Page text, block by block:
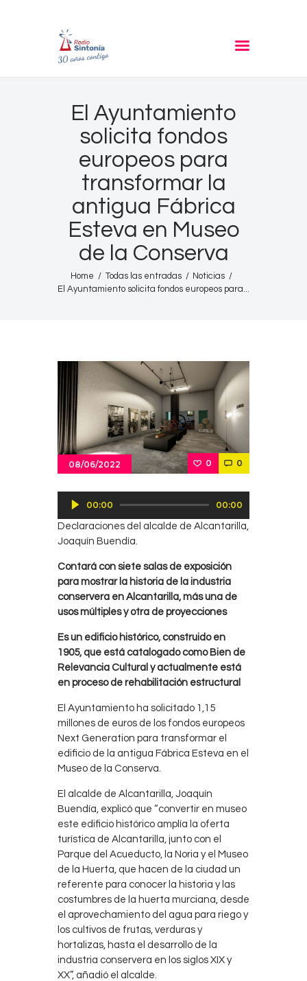
El Ayuntamiento
solicita fondos
europeos para
transformar la
antigua Fábrica
Esteva en Museo
de la Conserva
Home Todas las entradas
Noticias
El Ayuntamiento solicita fondos europeos para...
RADIO SINTONIA
Informativos
Entrevistas
Noticias
Podcast
PROGRAMACIÓN
Nuestra Historia
Contacto
08/06/2022 0 0
Reproductor
audio
00:00 00:00
Declaraciones del alcalde de Alcantarilla,
Joaquín Buendía.
Contará con siete salas de exposición
para mostrar la historia de la industria
conservera en Alcantarilla, más una de
usos múltiples y otra de proyecciones
Es un edificio histórico, construido en
1905, que está catalogado como Bien de
Relevancia Cultural y actualmente está
en proceso de rehabilitación estructural
El Ayuntamiento ha solicitado 1,15
millones de euros de los fondos europeos
Next Generation para transformar el
edificio de la antigua Fábrica Esteva en el
Museo de la Conserva.
El alcalde de Alcantarilla, Joaquín
Buendía, explicó que “convertir en museo
este edificio histórico amplía la oferta
turística de Alcantarilla, junto con el
Parque del Acueducto, la Noria y el Museo
de la Huerta, que hacen de la ciudad un
referente para conocer la historia y las
costumbres de la huerta murciana, desde
el aprovechamiento del agua para riego y
los cultivos de frutas, verduras y
hortalizas, hasta el desarrollo de la
industria conservera en los siglos XIX y
XX”, añadió el alcalde.